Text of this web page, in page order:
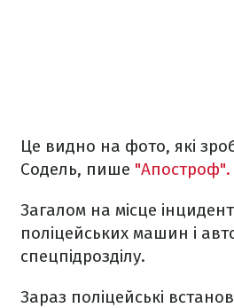
Це видно на фото, які
Содель, пише "Апостроф".
Загалом на місце
поліцейських машин і
спецпідрозділу.
Зараз поліцейські